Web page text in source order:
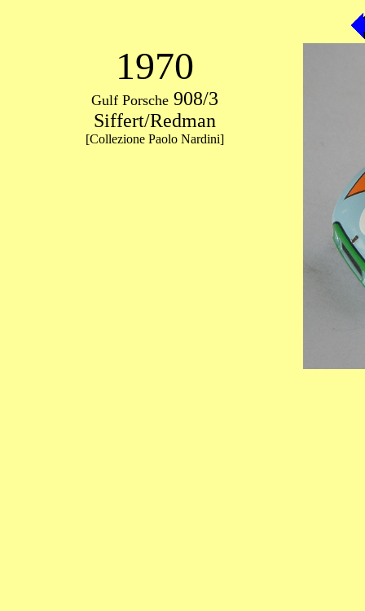
1970
Gulf Porsche 908/3
Siffert/Redman
[Collezione Paolo Nardini]